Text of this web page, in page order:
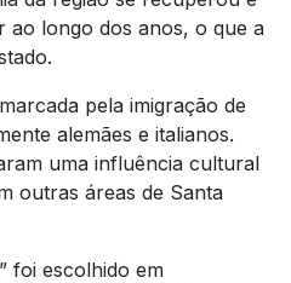
ao longo dos anos, o que a
pela imigração de
alemães e italianos.
uma influência cultural
outras áreas de Santa
foi escolhido em